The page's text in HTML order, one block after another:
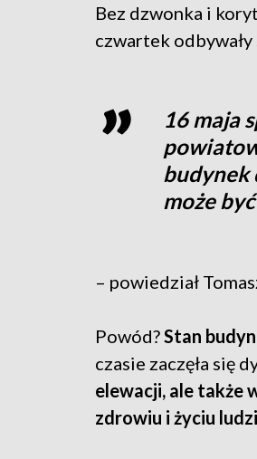
Bez dzwonka i
czwartek odbywały
16 maja
budynek
może
– powiedział
Powód?Stan
czasie zaczęła się
elewacji, ale także
zdrowiu i życiu